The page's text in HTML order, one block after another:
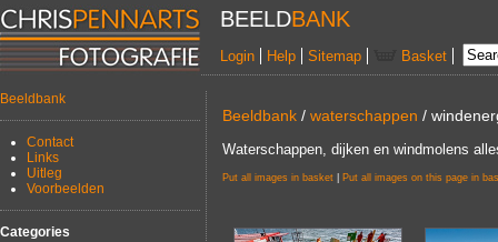
BEELDBANK
Login Help Sitemap Basket
Beeldbank
Contact
Links
Uitleg
Voorbeelden
Categories
Beeldbank / waterschappen /
Waterschappen, dijken en windmolens
Put all images in basket Put all images on this page in